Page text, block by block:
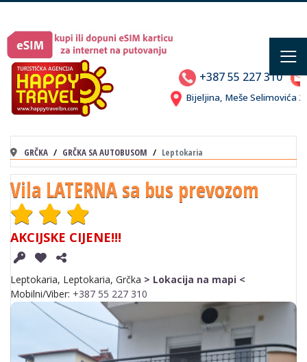
+387 55 227 310
Bijeljina, Meše Selimovića
GRČKA GRČKA SA AUTOBUSOM Leptokaria
Vila LATERNA sa bus prevozom
AKCIJSKE CIJENE!!!
Leptokaria, Leptokaria, Grčka > Lokacija na mapi <
Mobilni/Viber: +387 55 227 310
≡